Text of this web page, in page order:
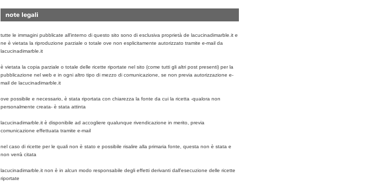
tutte le immagini pubblicate all'interno di questo sito sono di esclusiva proprietà de lacucinadimarble.it e
ne è vietata la riproduzione parziale o totale ove non esplicitamente autorizzato tramite e-mail da
lacucinadimarble.it
è vietata la copia parziale o totale delle ricette riportate nel sito (come tutti gli altri post presenti) per la
pubblicazione nel web e in ogni altro tipo di mezzo di comunicazione, se non previa autorizzazione e-
mail de lacucinadimarble.it
ove possibile e necessario, è stata riportata con chiarezza la fonte da cui la ricetta -qualora non
personalmente creata- è stata attinta
lacucinadimarble.it è disponibile ad accogliere qualunque rivendicazione in merito, previa
comunicazione effettuata tramite e-mail
nel caso di ricette per le quali non è stato e possibile risalire alla primaria fonte, questa non è stata e
non verrà citata
lacucinadimarble.it non è in alcun modo responsabile degli effetti derivanti dall'esecuzione delle ricette
riportate